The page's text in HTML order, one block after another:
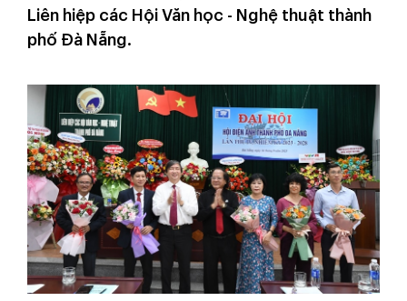
Liên hiệp các Hội Văn học - Nghệ thuật thành
phố Đà Nẵng.